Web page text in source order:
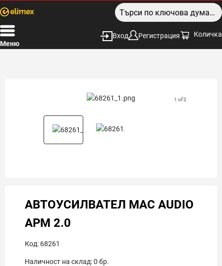
Меню
Вход Регистрация Количка
1 of 2
АВТОУСИЛВАТЕЛ MAC AUDIO
APM 2.0
Код: 68261
Наличност на склад:0 бр.